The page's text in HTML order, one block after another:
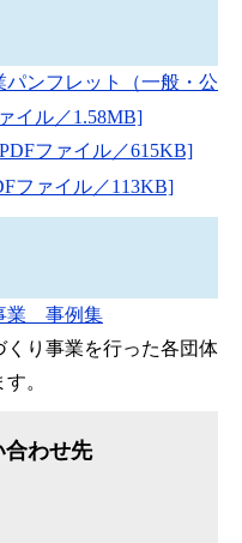
ンフレット（一般・公
イル／1.58MB]
ファイル／615KB]
ファイル／113KB]
業 事例集
り事業を行った各団体
。
合わせ先